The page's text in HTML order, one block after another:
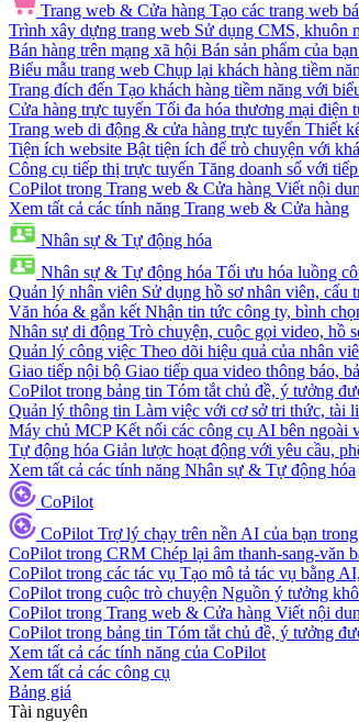
Trang web & Cửa hàng Tạo các trang web
Trình xây dựng trang web Sử dụng CMS, khuôn
Bán hàng trên mạng xã hội Bán sản phẩm của
Biểu mẫu trang web Chụp lại khách hàng tiềm
Trang đích đến Tạo khách hàng tiềm năng với
Cửa hàng trực tuyến Tối đa hóa thương mại điện
Trang web di động & cửa hàng trực tuyến Thiết
Tiện ích website Bật tiện ích để trò chuyện với
Công cụ tiếp thị trực tuyến Tăng doanh số với
CoPilot trong Trang web & Cửa hàng Viết nội
Xem tất cả các tính năng Trang web & Cửa hàng
Nhân sự & Tự động hóa
Nhân sự & Tự động hóa Tối ưu hóa luồng
Quản lý nhân viên Sử dụng hồ sơ nhân viên,
Văn hóa & gắn kết Nhận tin tức công ty, bình
Nhân sự di động Trò chuyện, cuộc gọi video, hồ
Quản lý công việc Theo dõi hiệu quả của nhân
Giao tiếp nội bộ Giao tiếp qua video thông báo,
CoPilot trong bảng tin Tóm tắt chủ đề, ý tưởng
Quản lý thông tin Làm việc với cơ sở tri thức, tài
Máy chủ MCP Kết nối các công cụ AI bên ngoài
Tự động hóa Giản lược hoạt động với yêu cầu,
Xem tất cả các tính năng Nhân sự & Tự động hóa
CoPilot
CoPilot Trợ lý chạy trên nền AI của bạn
CoPilot trong CRM Chép lại âm thanh-sang-văn
CoPilot trong các tác vụ Tạo mô tả tác vụ bằng
CoPilot trong cuộc trò chuyện Nguồn ý tưởng
CoPilot trong Trang web & Cửa hàng Viết nội
CoPilot trong bảng tin Tóm tắt chủ đề, ý tưởng
Xem tất cả các tính năng của CoPilot
Xem tất cả các công cụ
Bảng giá
Tài nguyên